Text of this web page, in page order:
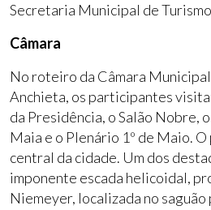
Secretaria Municipal de
Câmara
No roteiro da Câmara
Anchieta, os participantes
da Presidência, o Salão Nobre,
Maia e o Plenário 1º de Maio.
central da cidade. Um dos
imponente escada helicoidal,
Niemeyer, localizada no